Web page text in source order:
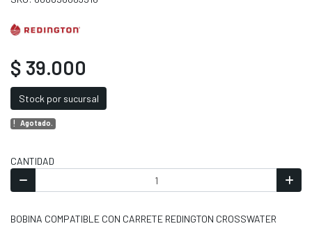
$ 39.000
Stock por sucursal
Agotado.
CANTIDAD
BOBINA COMPATIBLE CON CARRETE REDINGTON CROSSWATER